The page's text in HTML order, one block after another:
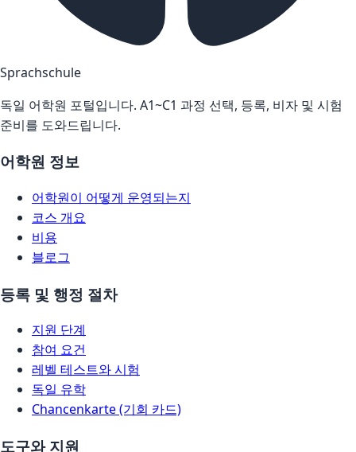
Sprachschule
독일 어학원 포털입니다. A1~C1 과정 선택, 등록, 비자 및 시험
준비를 도와드립니다.
어학원 정보
어학원이 어떻게 운영되는지
코스 개요
비용
블로그
등록 및 행정 절차
지원 단계
참여 요건
레벨 테스트와 시험
독일 유학
Chancenkarte (기회 카드)
도구와 지원